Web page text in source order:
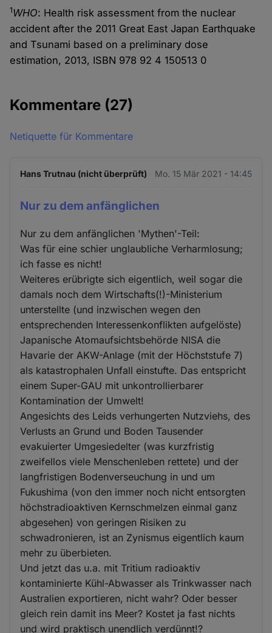
1WHO: Health risk assessment from the nuclear
accident after the 2011 Great East Japan Earthquake
and Tsunami based on a preliminary dose
estimation, 2013, ISBN 978 92 4 150513 0
Kommentare (27)
Netiquette für Kommentare
Hans Trutnau (nicht überprüft) Mo. 15 Mär 2021 - 14:45
Nur zu dem anfänglichen
Nur zu dem anfänglichen 'Mythen'-Teil:
Was für eine schier unglaubliche Verharmlosung;
ich fasse es nicht!
Weiteres erübrigte sich eigentlich, weil sogar die
damals noch dem Wirtschafts(!)-Ministerium
unterstellte (und inzwischen wegen den
entsprechenden Interessenkonflikten aufgelöste)
Japanische Atomaufsichtsbehörde NISA die
Havarie der AKW-Anlage (mit der Höchststufe 7)
als katastrophalen Unfall einstufte. Das entspricht
einem Super-GAU mit unkontrollierbarer
Kontamination der Umwelt!
Angesichts des Leids verhungerten Nutzviehs, des
Verlusts an Grund und Boden Tausender
evakuierter Umgesiedelter (was kurzfristig
zweifellos viele Menschenleben rettete) und der
langfristigen Bodenverseuchung in und um
Fukushima (von den immer noch nicht entsorgten
höchstradioaktiven Kernschmelzen einmal ganz
abgesehen) von geringen Risiken zu
schwadronieren, ist an Zynismus eigentlich kaum
mehr zu überbieten.
Und jetzt das u.a. mit Tritium radioaktiv
kontaminierte Kühl-Abwasser als Trinkwasser nach
Australien exportieren, nicht wahr? Oder besser
gleich rein damit ins Meer? Kostet ja fast nichts
und wird praktisch unendlich verdünnt!?